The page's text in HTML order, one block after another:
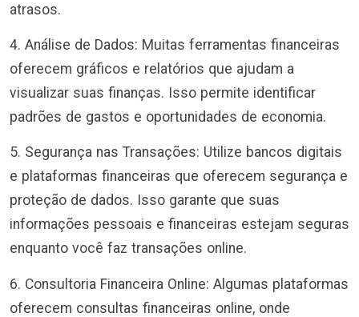
atrasos.
4. Análise de Dados: Muitas ferramentas financeiras
oferecem gráficos e relatórios que ajudam a
visualizar suas finanças. Isso permite identificar
padrões de gastos e oportunidades de economia.
5. Segurança nas Transações: Utilize bancos digitais
e plataformas financeiras que oferecem segurança e
proteção de dados. Isso garante que suas
informações pessoais e financeiras estejam seguras
enquanto você faz transações online.
6. Consultoria Financeira Online: Algumas plataformas
oferecem consultas financeiras online, onde